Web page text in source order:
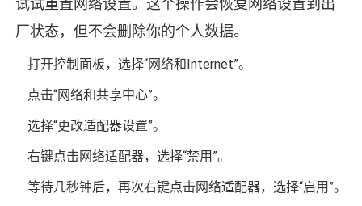
试试重置网络设置。这个操作会恢复网络设置到出
厂状态，但不会删除你的个人数据。
打开控制面板，选择“网络和Internet”。
点击“网络和共享中心”。
选择“更改适配器设置”。
右键点击网络适配器，选择“禁用”。
等待几秒钟后，再次右键点击网络适配器，选择“启用”。